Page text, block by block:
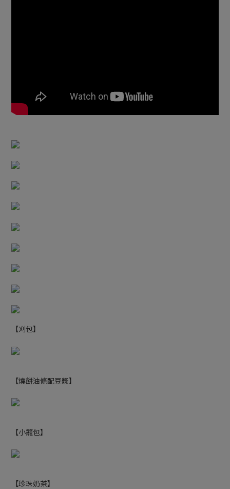
【刈包】
【燒餅油條配豆漿】
【小籠包】
【珍珠奶茶】